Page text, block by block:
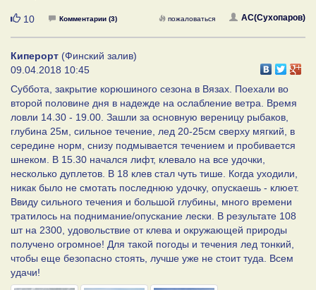
Нравится
10 Комментарии (3) АС(Сухопаров)
пожаловаться
Киперорт (Финский залив)
09.04.2018 10:45
Суббота, закрытие корюшиного сезона в Вязах. Поехали во
второй половине дня в надежде на ослабление ветра. Время
ловли 14.30 - 19.00. Зашли за основную вереницу рыбаков,
глубина 25м, сильное течение, лед 20-25см сверху мягкий, в
середине норм, снизу подмывается течением и пробивается
шнеком. В 15.30 начался лифт, клевало на все удочки,
несколько дуплетов. В 18 клев стал чуть тише. Когда уходили,
никак было не смотать последнюю удочку, опускаешь - клюет.
Ввиду сильного течения и большой глубины, много времени
тратилось на поднимание/опускание лески. В результате 108
шт на 2300, удовольствие от клева и окружающей природы
получено огромное! Для такой погоды и течения лед тонкий,
чтобы еще безопасно стоять, лучше уже не стоит туда. Всем
удачи!